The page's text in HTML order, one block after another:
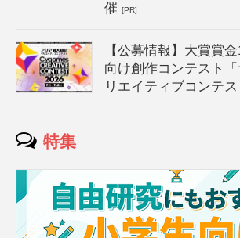
催[PR]
【公募情報】大賞賞
向け創作コンテスト
リエイティブコンテ
特集